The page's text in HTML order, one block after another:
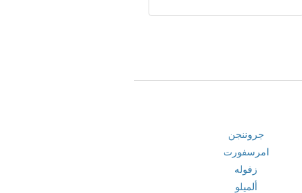
جروننجن
امرسفورت
زفوله
ألميلو